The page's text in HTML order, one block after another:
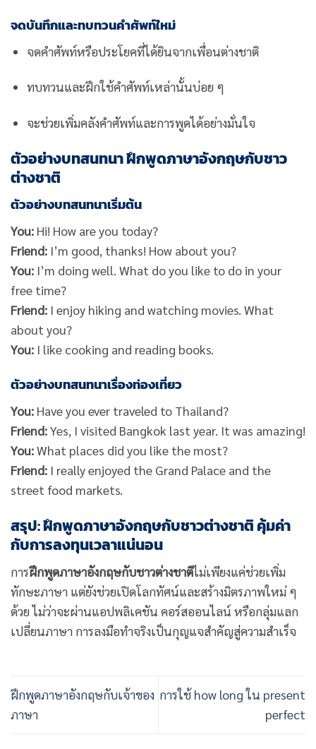
จดบันทึกและทบทวนคำศัพท์ใหม่
จดคำศัพท์หรือประโยคที่ได้ยินจากเพื่อนต่างชาติ
ทบทวนและฝึกใช้คำศัพท์เหล่านั้นบ่อย ๆ
จะช่วยเพิ่มคลังคำศัพท์และการพูดได้อย่างมั่นใจ
ตัวอย่างบทสนทนา ฝึกพูดภาษาอังกฤษกับชาว
ต่างชาติ
ตัวอย่างบทสนทนาเริ่มต้น
You: Hi! How are you today?
Friend: I’m good, thanks! How about you?
You: I’m doing well. What do you like to do in your
free time?
Friend: I enjoy hiking and watching movies. What
about you?
You: I like cooking and reading books.
ตัวอย่างบทสนทนาเรื่องท่องเที่ยว
You: Have you ever traveled to Thailand?
Friend:Yes, I visited Bangkok last year. It was amazing!
You:What places did you like the most?
Friend: I really enjoyed the Grand Palace and the
street food markets.
สรุป: ฝึกพูดภาษาอังกฤษกับชาวต่างชาติ คุ้มค่า
กับการลงทุนเวลาแน่นอน
การฝึกพูดภาษาอังกฤษกับชาวต่างชาติไม่เพียงแค่ช่วยเพิ่ม
ทักษะภาษา แต่ยังช่วยเปิดโลกทัศน์และสร้างมิตรภาพใหม่ ๆ
ด้วย ไม่ว่าจะผ่านแอปพลิเคชัน คอร์สออนไลน์ หรือกลุ่มแลก
เปลี่ยนภาษา การลงมือทำจริงเป็นกุญแจสำคัญสู่ความสำเร็จ
ฝึกพูดภาษาอังกฤษกับเจ้าของ
ภาษา
การใช้ how long ใน present
perfect